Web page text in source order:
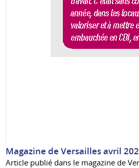
Magazine de Versailles avril
Article publié dans le magazine de